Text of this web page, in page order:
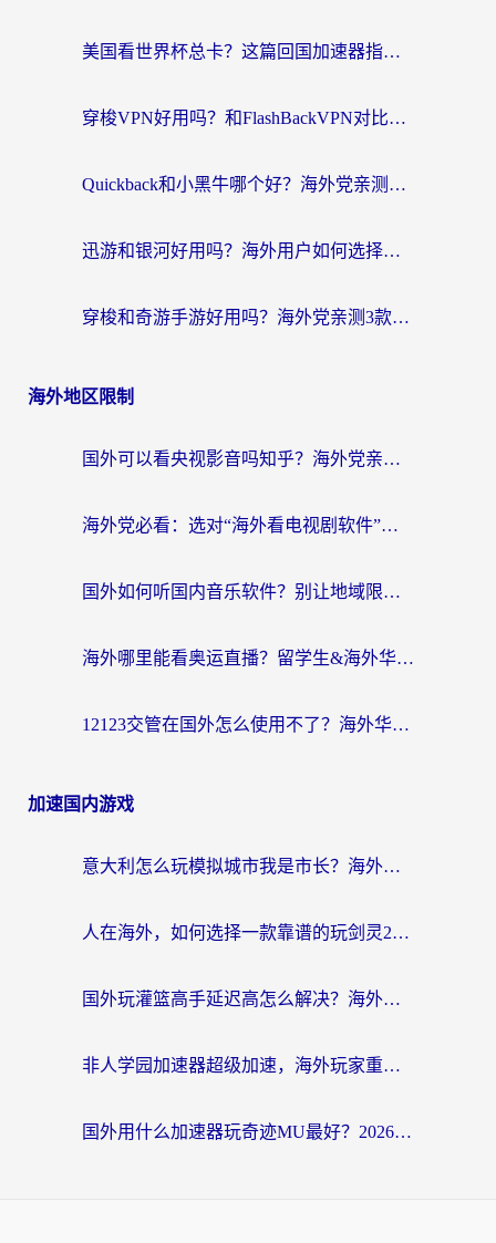
美国看世界杯总卡？这篇回国加速器指南帮你无缝刷国内资源（附苹果手机VPN设置步骤）
穿梭VPN好用吗？和FlashBackVPN对比哪个回国效果更好？
Quickback和小黑牛哪个好？海外党亲测指南，选对回国加速器秒回国内
迅游和银河好用吗？海外用户如何选择回国加速器实现无缝访问国内资源
穿梭和奇游手游好用吗？海外党亲测3款回国加速器，附蜜蜂加速器七天试用攻略
海外地区限制
国外可以看央视影音吗知乎？海外党亲测有效的回国加速方案
海外党必看：选对“海外看电视剧软件”，再也不用愁国内剧刷不了
国外如何听国内音乐软件？别让地域限制，断了你的中文歌单
海外哪里能看奥运直播？留学生&海外华人必看的体育赛事观赛终极指南
12123交管在国外怎么使用不了？海外华人必看的无缝访问国内资源指南
加速国内游戏
意大利怎么玩模拟城市我是市长？海外党国服游戏加速终极攻略（附三国3量子特攻解决办法）
人在海外，如何选择一款靠谱的玩剑灵2加速器？
国外玩灌篮高手延迟高怎么解决？海外玩家国服游戏加速终极指南
非人学园加速器超级加速，海外玩家重返国服的通行证
国外用什么加速器玩奇迹MU最好？2026海外玩家国服游戏加速全攻略